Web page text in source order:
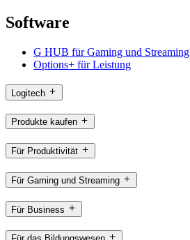
Software
G HUB für Gaming und Streaming
Options+ für Leistung
Logitech
Produkte kaufen
Für Produktivität
Für Gaming und Streaming
Für Business